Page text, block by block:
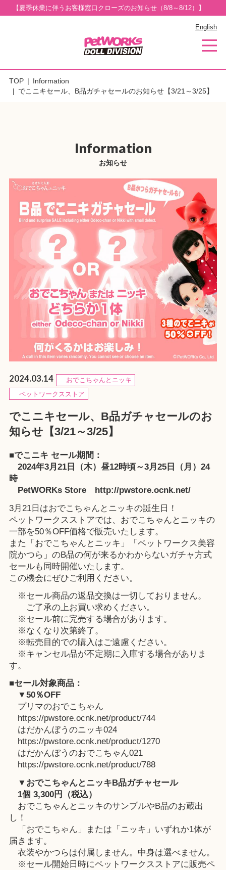
【夏季休業に伴うお客様窓口クローズのお知らせ（8/8～8/12）】
English
TOP
Information
でこニキセール、B品ガチャセールのお知らせ【3/21～3/25】
Information
お知らせ
2024.03.14
おでこちゃんとニッキ
ペットワークスストア
でこニキセール、B品ガチャセールのお
知らせ【3/21～3/25】
■でこニキ セール期間：
2024年3月21日（木）昼12時頃～3月25日（月）24
時
PetWORKs Store http://pwstore.ocnk.net/
3月21日はおでこちゃんとニッキの誕生日！
ペットワークスストアでは、おでこちゃんとニッキの
一部を50％OFF価格で販売いたします。
また「おでこちゃんとニッキ」「ペットワークス美容
院かつら」のB品の何が来るかわからないガチャ方式
セールも同時開催いたします。
この機会にぜひご利用ください。
※セール商品の返品交換は一切しておりません。
ご了承の上お買い求めください。
※セール前に完売する場合があります。
※なくなり次第終了。
※転売目的での購入はご遠慮ください。
※キャンセル品が不定期に入庫する場合がありま
す。
■セール対象商品：
▼50％OFF
プリマのおでこちゃん
https://pwstore.ocnk.net/product/744
はだかんぼうのニッキ024
https://pwstore.ocnk.net/product/1270
はだかんぼうのおでこちゃん021
https://pwstore.ocnk.net/product/788
▼おでこちゃんとニッキB品ガチャセール
1個 3,300円（税込）
おでこちゃんとニッキのサンプルやB品のお蔵出
し！
「おでこちゃん」または「ニッキ」いずれか1体が
届きます。
衣装やかつらは付属しません。中身は選べません。
※セール開始日時にペットワークスストアに販売ペ